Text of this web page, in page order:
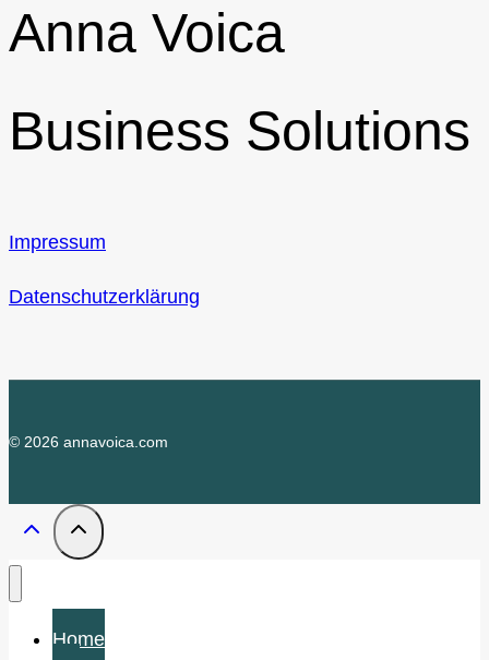
Anna Voica
Business Solutions
Impressum
Datenschutzerklärung
© 2026 annavoica.com
Home